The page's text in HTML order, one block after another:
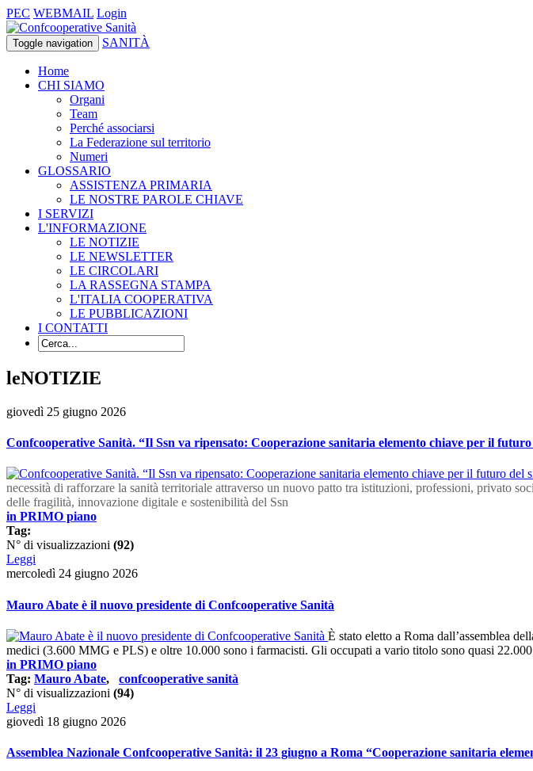
PEC WEBMAIL Login
Toggle navigation SANITÀ
Home
CHI SIAMO
Organi
Team
Perché associarsi
La Federazione sul territorio
Numeri
GLOSSARIO
ASSISTENZA PRIMARIA
LE NOSTRE PAROLE CHIAVE
I SERVIZI
L'INFORMAZIONE
LE NOTIZIE
LE NEWSLETTER
LE CIRCOLARI
LA RASSEGNA STAMPA
L'ITALIA COOPERATIVA
LE PUBBLICAZIONI
I CONTATTI
leNOTIZIE
giovedì 25 giugno 2026
Confcooperative Sanità. “Il Ssn va ripensato: Cooperazione sanitaria elemento chiave per il futuro
necessità di rafforzare la sanità territoriale attraverso un nuovo patto tra istituzioni, professioni, privato
delle fragilità, innovazione digitale e sostenibilità del Ssn
in PRIMO piano
Tag:
N° di visualizzazioni (92)
Leggi
mercoledì 24 giugno 2026
Mauro Abate è il nuovo presidente di Confcooperative Sanità
È stato eletto a Roma dall’assemblea
medici (3.600 MMG e PLS) e oltre 10.000 sono i farmacisti. Gli occupati a vario titolo sono quasi
in PRIMO piano
Tag: Mauro Abate, confcooperative sanità
N° di visualizzazioni (94)
Leggi
giovedì 18 giugno 2026
Assemblea Nazionale Confcooperative Sanità: il 23 giugno a Roma “Cooperazione sanitaria